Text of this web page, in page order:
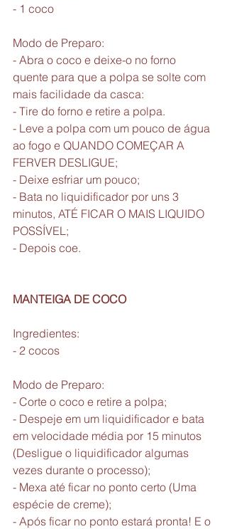
- 1 coco
Modo de Preparo:
- Abra o coco e deixe-o no forno
quente para que a polpa se solte com
mais facilidade da casca:
- Tire do forno e retire a polpa.
- Leve a polpa com um pouco de água
ao fogo e QUANDO COMEÇAR A
FERVER DESLIGUE;
- Deixe esfriar um pouco;
- Bata no liquidificador por uns 3
minutos, ATÉ FICAR O MAIS LIQUIDO
POSSÍVEL;
- Depois coe.
MANTEIGA DE COCO
Ingredientes:
- 2 cocos
Modo de Preparo:
- Corte o coco e retire a polpa;
- Despeje em um liquidificador e bata
em velocidade média por 15 minutos
(Desligue o liquidificador algumas
vezes durante o processo);
- Mexa até ficar no ponto certo (Uma
espécie de creme);
- Após ficar no ponto estará pronta! E o